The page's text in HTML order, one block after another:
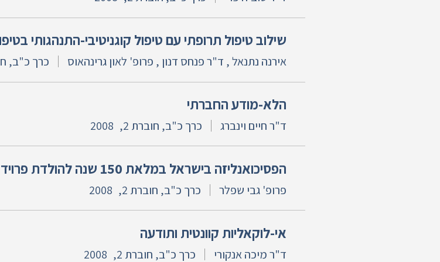
שילוב טיפול תרופתי עם טיפול קוגניטיבי-התנהגותי
אירנה נתנאל , ד"ר פנחס דנון , פרופ' לאון גרינהאוס כרך כ"ב,
הלא-מודע החברתי
ד"ר חיים וינברג כרך כ"ב, חוברת 2, 2008
הפסיכואנליזה בישראל במלאת 150 שנה להולדת פרויד , פריחה או קמילה ?
פרופ' גבי שפלר כרך כ"ב, חוברת 2, 2008
אי-לוקאליות קוונטית ותודעה
ד"ר מיכה אנקורי כרך כ"ב, חוברת 2, 2008